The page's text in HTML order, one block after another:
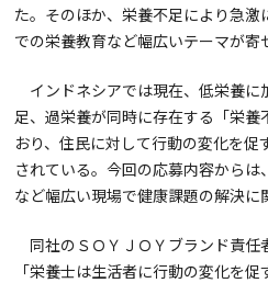
た。そのほか、栄養不足により急
での栄養教育など幅広いテーマが寄
インドネシアでは現在、低栄養に
足、過栄養が同時に存在する「栄養
おり、住民に対して行動の変化を
されている。今回の応募内容から
など幅広い現場で健康課題の解決に
同社のＳＯＹＪＯＹブランド責任
「栄養士は生活者に行動の変化を